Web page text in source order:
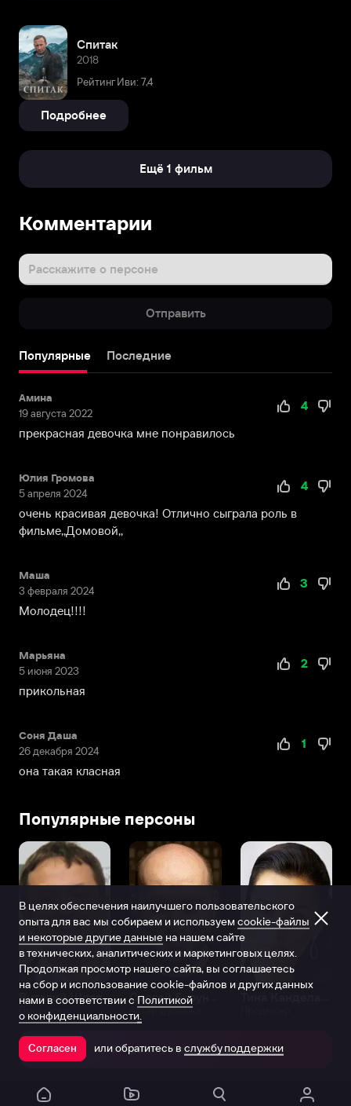
Спитак
2018
Рейтинг Иви: 7,4
Подробнее
Ещё 1 фильм
Комментарии
Расскажите о персоне
Отправить
Популярные Последние
Амина
19 августа 2022
4
прекрасная девочка мне понравилось
Юлия Громова
5 апреля 2024
4
очень красивая девочка! Отлично сыграла роль в
фильме,,Домовой,,
Маша
3 февраля 2024
3
Молодец!!!!
Марьяна
5 июня 2023
2
прикольная
Соня Даша
26 декабря 2024
1
она такая класная
Популярные персоны
Виталий Шляппо
Продюсер Актёр дубляжа
Открыть в приложении
В целях обеспечения наилучшего пользовательского
опыта для вас мы собираем и используем cookie-файлы
и некоторые другие данные на нашем сайте
в технических, аналитических и маркетинговых целях.
Продолжая просмотр нашего сайта, вы соглашаетесь
на сбор и использование cookie-файлов и других данных
нами в соответствии с Политикой
о конфиденциальности.
Согласен или обратитесь в службу поддержки